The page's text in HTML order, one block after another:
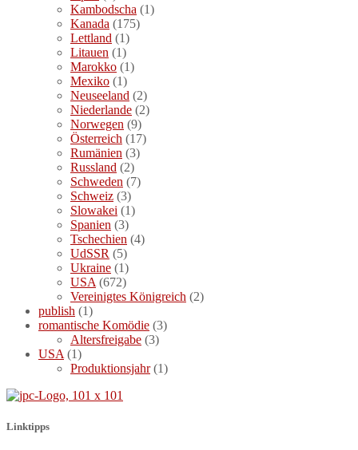
Kambodscha (1)
Kanada (175)
Lettland (1)
Litauen (1)
Marokko (1)
Mexiko (1)
Neuseeland (2)
Niederlande (2)
Norwegen (9)
Österreich (17)
Rumänien (3)
Russland (2)
Schweden (7)
Schweiz (3)
Slowakei (1)
Spanien (3)
Tschechien (4)
UdSSR (5)
Ukraine (1)
USA (672)
Vereinigtes Königreich (2)
publish (1)
romantische Komödie (3)
Altersfreigabe (3)
USA (1)
Produktionsjahr(1)
Linktipps